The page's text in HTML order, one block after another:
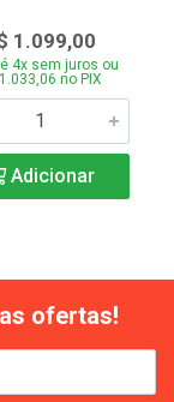
1.099,00
4x sem juros ou
no PIX
Adicionar
ofertas!